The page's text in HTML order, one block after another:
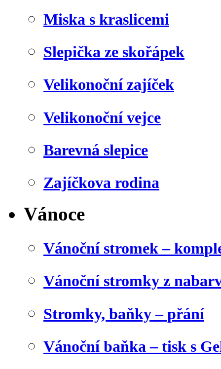
Miska s kraslicemi
Slepička ze skořápek
Velikonoční zajíček
Velikonoční vejce
Barevná slepice
Zajíčkova rodina
Vánoce
Vánoční stromek –
Vánoční stromky z
Stromky, baňky – přání
Vánoční baňka – tisk s